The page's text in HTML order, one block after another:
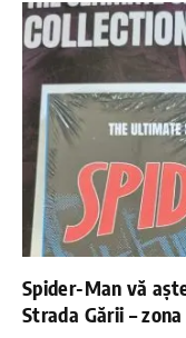
Spider-Man vă
Strada Gării –